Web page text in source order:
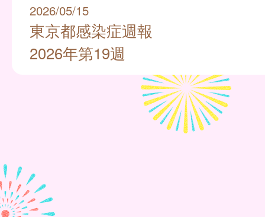
2026/05/15
東京都感染症週報
2026年第19週